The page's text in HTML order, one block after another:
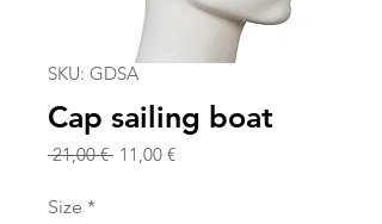
SKU: GDSA
Cap sailing boat
21,00 € Prezzo
11,00 €Prezzo
Size *